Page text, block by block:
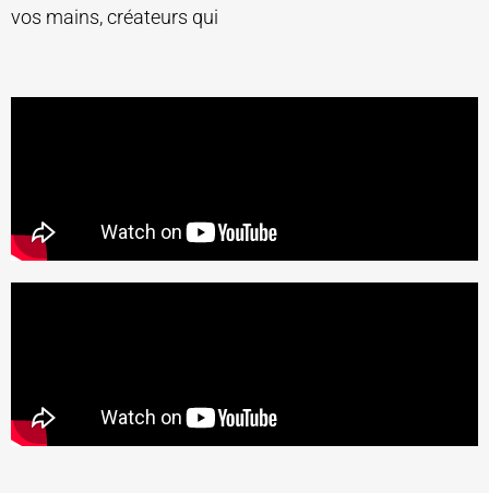
vos mains, créateurs qui